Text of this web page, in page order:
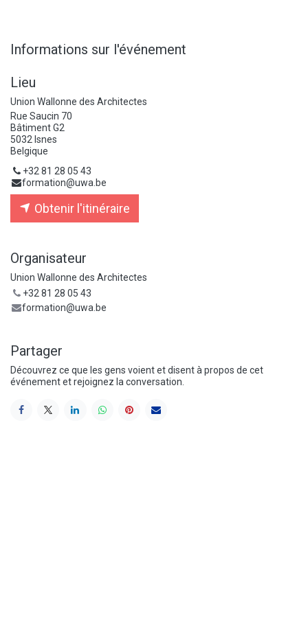
Informations sur l'événement
Lieu
Union Wallonne des Architectes
Rue Saucin 70
Bâtiment G2
5032 Isnes
Belgique
+32 81 28 05 43
formation@uwa.be
Obtenir l'itinéraire
Organisateur
Union Wallonne des Architectes
+32 81 28 05 43
formation@uwa.be
Partager
Découvrez ce que les gens voient et disent à propos de cet
événement et rejoignez la conversation.